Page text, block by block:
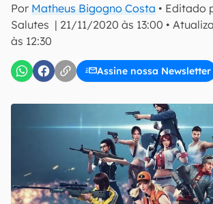
Por Matheus Bigogno Costa • Editado
Salutes | 21/11/2020 às 13:00 •
às 12:30
Assine nossa Newsletter
Confirmo que li, aceito e concordo com os
Uso e Política de Privacidade do